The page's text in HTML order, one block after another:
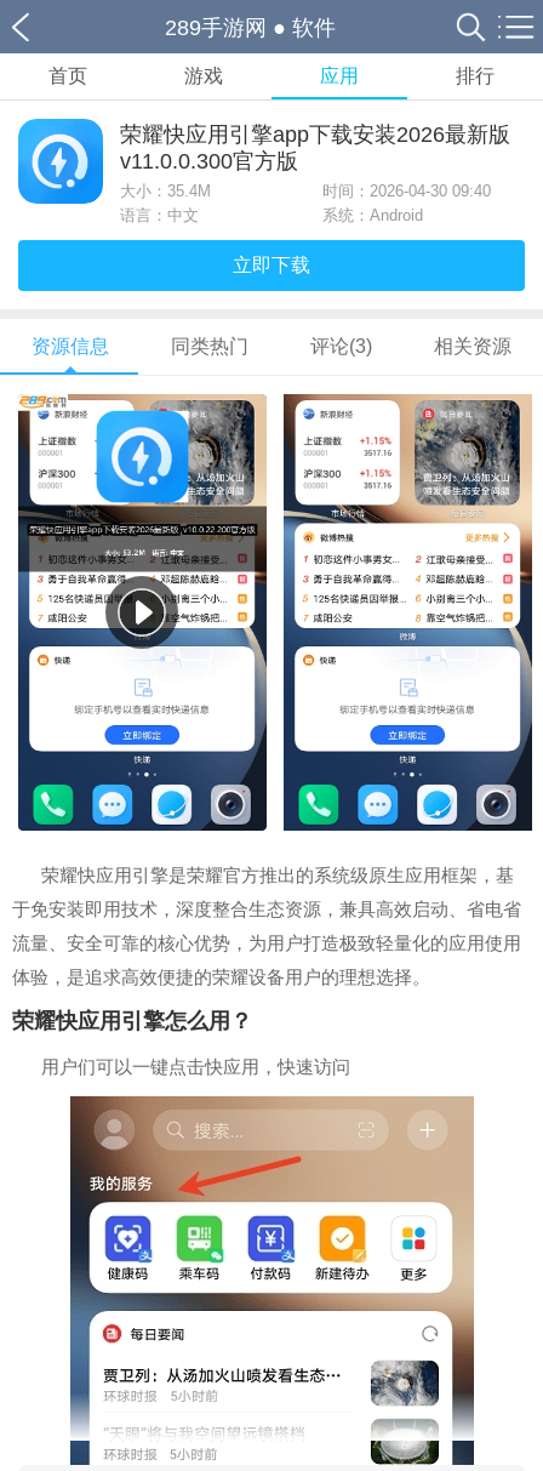
289手游网 ● 软件
首页 游戏 应用 排行
荣耀快应用引擎app下载安装2026最新版
v11.0.0.300官方版
大小： 35.4M
时间：2026-04-30 09:40
语言：中文
系统：Android
立即下载
资源信息 同类热门 评论(3) 相关资源
荣耀快应用引擎是荣耀官方推出的系统级原生应用框架，基
于免安装即用技术，深度整合生态资源，兼具高效启动、省电省
流量、安全可靠的核心优势，为用户打造极致轻量化的应用使用
体验，是追求高效便捷的荣耀设备用户的理想选择。
荣耀快应用引擎怎么用？
用户们可以一键点击快应用，快速访问